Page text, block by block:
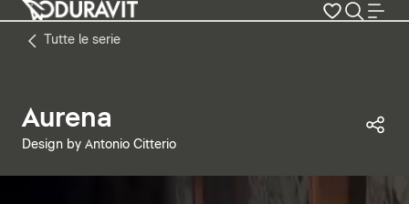
Tutte le serie
Aurena
Design by Antonio Citterio